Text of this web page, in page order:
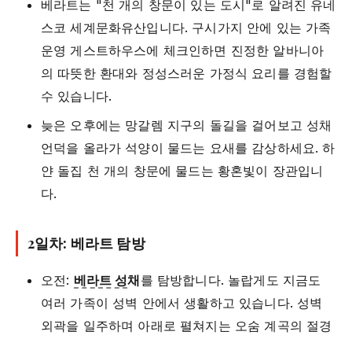
베라트는 "천 개의 창문이 있는 도시"로 알려진 유네
스코 세계문화유산입니다. 구시가지 안에 있는 가족
운영 게스트하우스에 체크인하면 진정한 알바니아
의 따뜻한 환대와 정성스러운 가정식 요리를 경험할
수 있습니다.
늦은 오후에는 망갈렘 지구의 돌길을 걸어보고 성채
언덕을 올라가 석양이 물드는 요새를 감상하세요. 하
얀 돌집 천 개의 창문에 물드는 황혼빛이 장관입니
다.
2일차: 베라트 탐방
오전: 베라트 성채를 탐방합니다. 놀랍게도 지금도
여러 가족이 성벽 안에서 생활하고 있습니다. 성벽
외곽을 일주하며 아래로 펼쳐지는 오숨 계곡의 절경